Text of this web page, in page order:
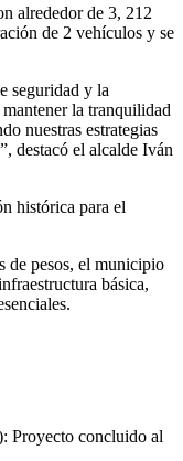
alrededor de 3, 212
de 2 vehículos y se
seguridad y la
la tranquilidad
nuestras estrategias
destacó el alcalde Iván
histórica para el
de pesos, el municipio
básica,
Proyecto concluido al